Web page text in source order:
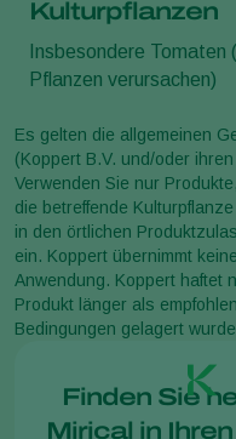
Kulturpflanzen
Insbesondere Tomaten
Pflanzen verursachen)
Es gelten die allgemeinen
(Koppert B.V. und/oder
Verwenden Sie nur
die betreffende
in den örtlichen
ein. Koppert übernimmt
Anwendung. Koppert haftet
Produkt länger als
Bedingungen gelagert
Finden Sie
Mirical in